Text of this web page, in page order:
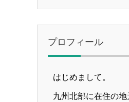
プロフィール
はじめまして。
九州北部に在住の